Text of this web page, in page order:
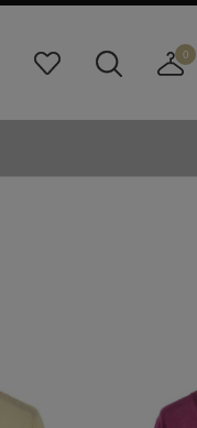
り
ダ
0
寄